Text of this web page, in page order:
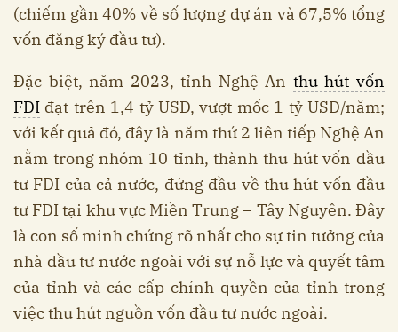
(chiếm gần 40% về số lượng dự án và 67,5% tổng
vốn đăng ký đầu tư).
Đặc biệt, năm 2023, tỉnh Nghệ An thu hút vốn
FDI đạt trên 1,4 tỷ USD, vượt mốc 1 tỷ USD/năm;
với kết quả đó, đây là năm thứ 2 liên tiếp Nghệ An
nằm trong nhóm 10 tỉnh, thành thu hút vốn đầu
tư FDI của cả nước, đứng đầu về thu hút vốn đầu
tư FDI tại khu vực Miền Trung – Tây Nguyên. Đây
là con số minh chứng rõ nhất cho sự tin tưởng của
nhà đầu tư nước ngoài với sự nỗ lực và quyết tâm
của tỉnh và các cấp chính quyền của tỉnh trong
việc thu hút nguồn vốn đầu tư nước ngoài.